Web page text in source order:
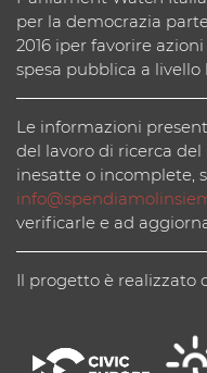
per la democrazia
2016 iper favorire
spesa pubblica a livello
Le informazioni
del lavoro di ricerca
inesatte o incomplete,
verificarle e ad
Il progetto è realizzato